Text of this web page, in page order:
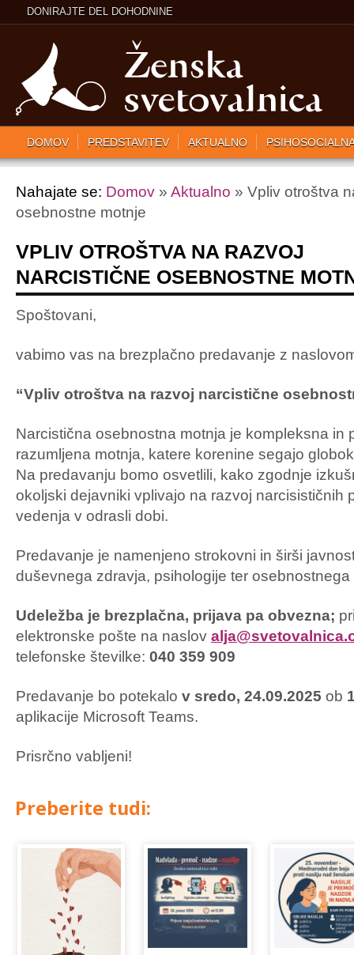
DONIRAJTE DEL DOHODNINE
DOMOV PREDSTAVITEV AKTUALNO
Nahajate se: Domov » Aktualno » Vpliv otroštva
osebnostne motnje
VPLIV OTROŠTVA NA RAZVOJ
NARCISTIČNE OSEBNOSTNE
Spoštovani,
vabimo vas na brezplačno predavanje z
“Vpliv otroštva na razvoj narcistične
Narcistična osebnostna motnja je kompleksna in
razumljena motnja, katere korenine segajo
Na predavanju bomo osvetlili, kako zgodnje
okoljski dejavniki vplivajo na razvoj narcisističnih
vedenja v odrasli dobi.
Predavanje je namenjeno strokovni in širši
duševnega zdravja, psihologije ter osebnostnega
Udeležba je brezplačna, prijava pa obvezna;
elektronske pošte na naslov
telefonske številke: 040 359 909
Predavanje bo potekalo v sredo, 24.09.2025 ob
aplikacije Microsoft Teams.
Prisrčno vabljeni!
Preberite tudi: